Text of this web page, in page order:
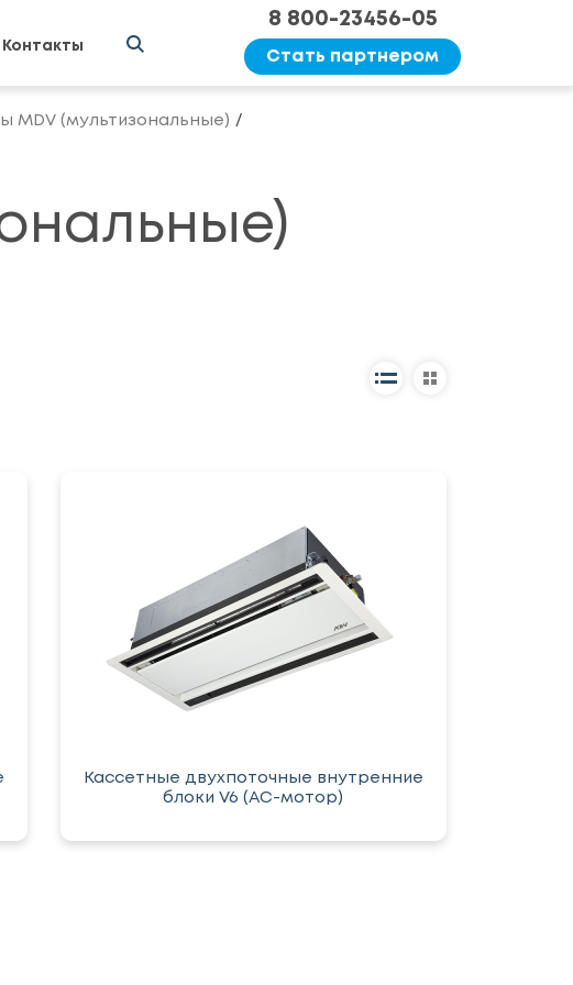
Контакты
8 800-23456-05
Стать партнером
MDV (мультизональные)
Кассетные двухпоточные внутренние
блоки V6 (AC-мотор)